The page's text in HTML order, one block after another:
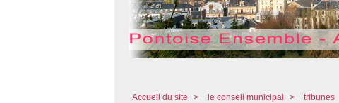
Accueil du site > le conseil municipal > tribunes